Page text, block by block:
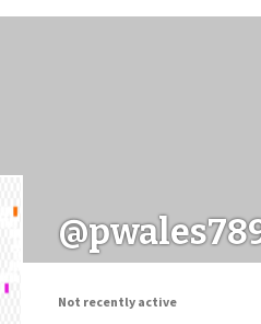
Заходи
Not recently active